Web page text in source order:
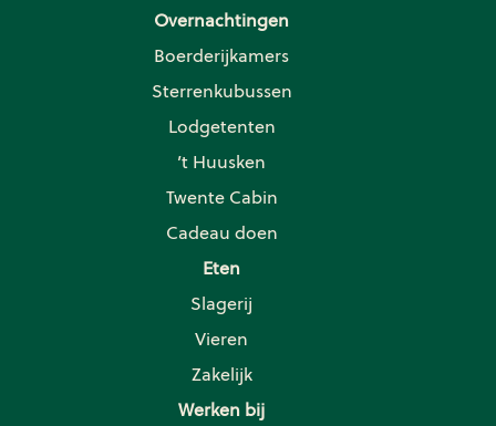
Overnachtingen
Boerderijkamers
Sterrenkubussen
Lodgetenten
’t Huusken
Twente Cabin
Cadeau doen
Eten
Slagerij
Vieren
Zakelijk
Werken bij